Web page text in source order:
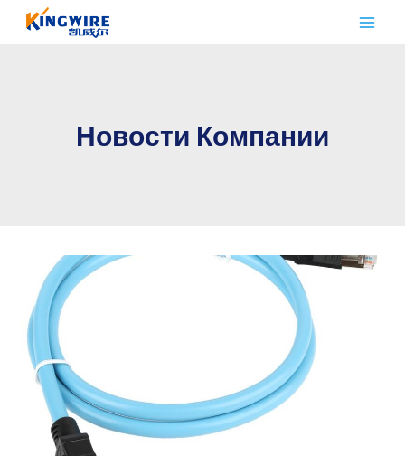
Перейти
Новости Компании